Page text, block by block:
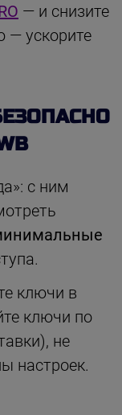
— и снизите
— ускорите
с ним
ключи в
ключи по
не
настроек.